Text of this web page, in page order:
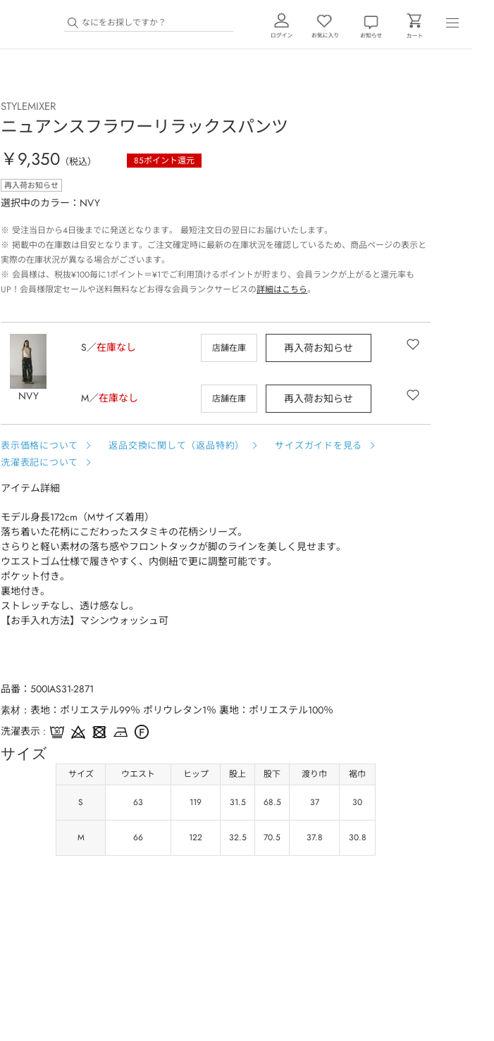
STYLEMIXER
ニュアンスフラワーリラックスパンツ
￥9,350 （税込） 85ポイント還元
再入荷お知らせ
選択中のカラー：NVY
※ 受注当日から4日後までに発送となります。 最短注文日の翌日にお届けいたします。
※ 掲載中の在庫数は目安となります。ご注文確定時に最新の在庫状況を確認しているため、商品ページの表示と
実際の在庫状況が異なる場合がございます。
※ 会員様は、税抜¥100毎に1ポイント＝¥1でご利用頂けるポイントが貯まり、会員ランクが上がると還元率も
UP！会員様限定セールや送料無料などお得な会員ランクサービスの詳細はこちら。
NVY
S 在庫なし 店舗在庫 再入荷お知らせ
M 在庫なし 店舗在庫 再入荷お知らせ
表示価格について 返品交換に関して（返品特約）
サイズガイドを見る
洗濯表記について
アイテム詳細
モデル身長172cm（Mサイズ着用）
落ち着いた花柄にこだわったスタミキの花柄シリーズ。
さらりと軽い素材の落ち感やフロントタックが脚のラインを美しく見せます。
ウエストゴム仕様で履きやすく、内側紐で更に調整可能です。
ポケット付き。
裏地付き。
ストレッチなし、透け感なし。
【お手入れ方法】マシンウォッシュ可
品番 500IAS31-2871
素材
表地：ポリエステル99％ ポリウレタン1％ 裏地：ポリエステル100％
洗濯表示
サイズ
サイズ ウエスト ヒップ 股上 股下 渡り巾 裾巾
S 63 119 31.5 68.5 37 30
M 66 122 32.5 70.5 37.8 30.8